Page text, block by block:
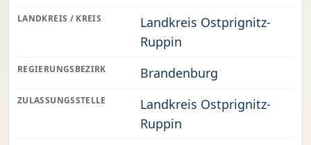
LANDKREIS / KREIS
Landkreis Ostprignitz-
Ruppin
REGIERUNGSBEZIRK Brandenburg
ZULASSUNGSSTELLE
Landkreis Ostprignitz-
Ruppin